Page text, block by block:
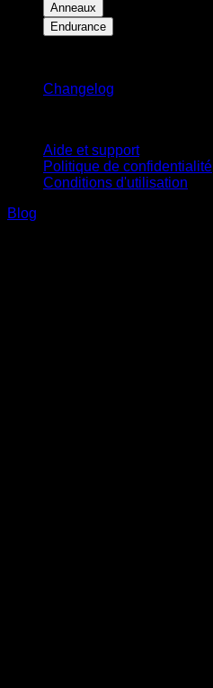
Anneaux
Endurance
Changelog
Aide et support
Politique de confidentialité
Conditions d'utilisation
Blog